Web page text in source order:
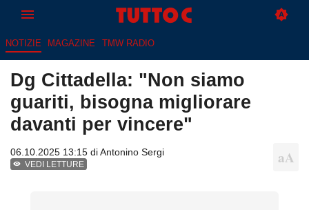
NOTIZIE MAGAZINE TMW RADIO
Dg Cittadella: "Non siamo
guariti, bisogna migliorare
davanti per vincere"
06.10.2025 13:15 diAntonino Sergi
VEDI LETTURE